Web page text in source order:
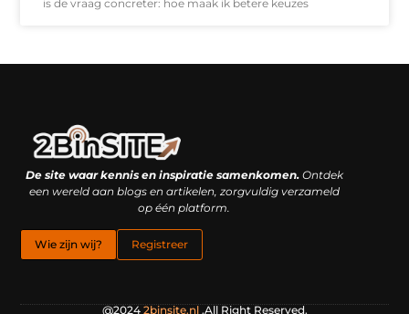
is de vraag concreter: hoe maak ik betere keuzes
De site waar kennis en inspiratie samenkomen.Ontdek
een wereld aan blogs en artikelen, zorgvuldig verzameld
op één platform.
Wie zijn wij? Registreer
@2024 2binsite.nl.All Right Reserved.